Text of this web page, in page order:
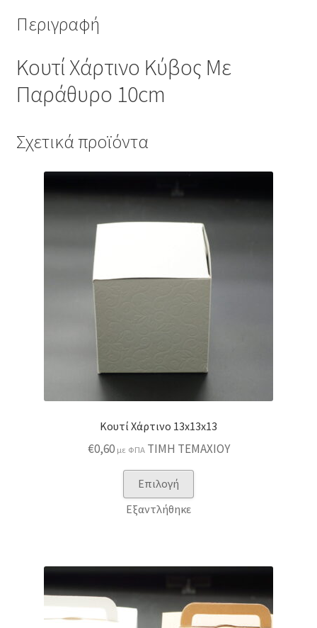
Περιγραφή
Κουτί Χάρτινο Κύβος Με
Παράθυρο 10cm
Σχετικά προϊόντα
Κουτί Χάρτινο 13x13x13
€0,60 με ΦΠΑ ΤΙΜΗ ΤΕΜΑΧΙΟΥ
Επιλογή
το
παραλλαγές.
επιλογές
μπορούν
Εξαντλήθηκε